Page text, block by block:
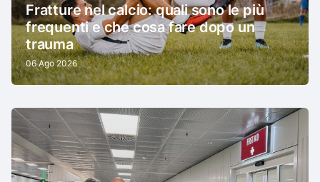
Fratture nel calcio: quali sono le più
frequenti e che cosa fare dopo un
trauma
06 Ago 2026